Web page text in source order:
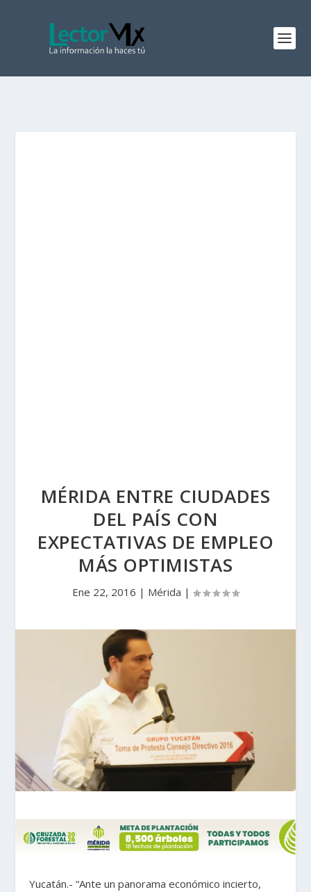
MÉRIDA ENTRE CIUDADES
DEL PAÍS CON
EXPECTATIVAS DE EMPLEO
MÁS OPTIMISTAS
Ene 22, 2016 | Mérida |
Yucatán.- “Ante un panorama económico incierto,